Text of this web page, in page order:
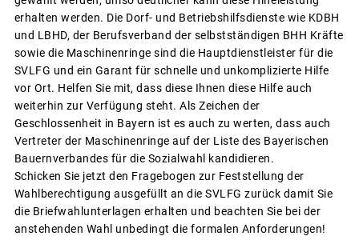
erhalten werden. Die Dorf- und Betriebshilfsdienste wie KDBH
und LBHD, der Berufsverband der selbstständigen BHH Kräfte
sowie die Maschinenringe sind die Hauptdienstleister für die
SVLFG und ein Garant für schnelle und unkomplizierte Hilfe
vor Ort. Helfen Sie mit, dass diese Ihnen diese Hilfe auch
weiterhin zur Verfügung steht. Als Zeichen der
Geschlossenheit in Bayern ist es auch zu werten, dass auch
Vertreter der Maschinenringe auf der Liste des Bayerischen
Bauernverbandes für die Sozialwahl kandidieren.
Schicken Sie jetzt den Fragebogen zur Feststellung der
Wahlberechtigung ausgefüllt an die SVLFG zurück damit Sie
die Briefwahlunterlagen erhalten und beachten Sie bei der
anstehenden Wahl unbedingt die formalen Anforderungen!